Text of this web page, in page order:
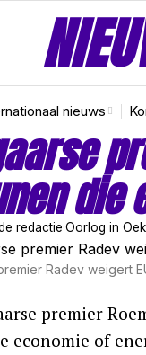
nieuws
die
redactie·Oorlog in
Radev weigert
premier
economie of